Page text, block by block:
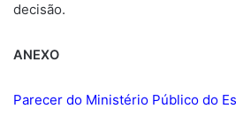
decisão.
ANEXO
Parecer do Ministério Público do